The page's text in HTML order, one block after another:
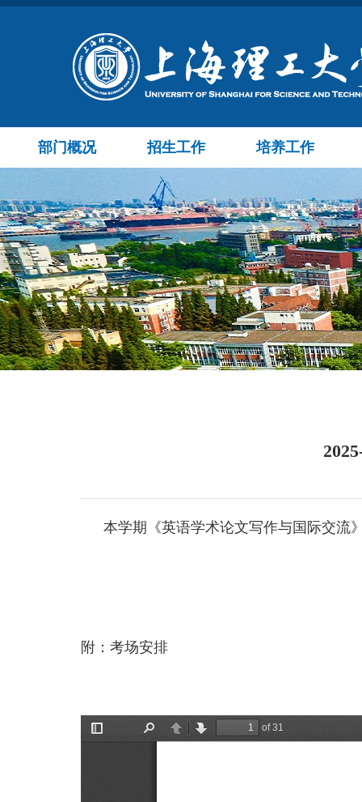
部门概况 招生工作 培养工作
本学期《英语学术论文写作与国际交流
附：考场安排